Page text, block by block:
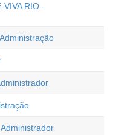
VIVA RIO -